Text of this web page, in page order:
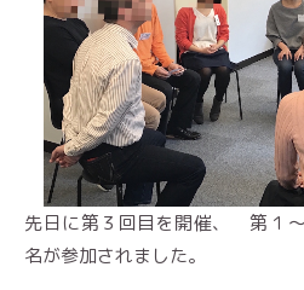
先日に第３回目を開催、 第１
名が参加されました。